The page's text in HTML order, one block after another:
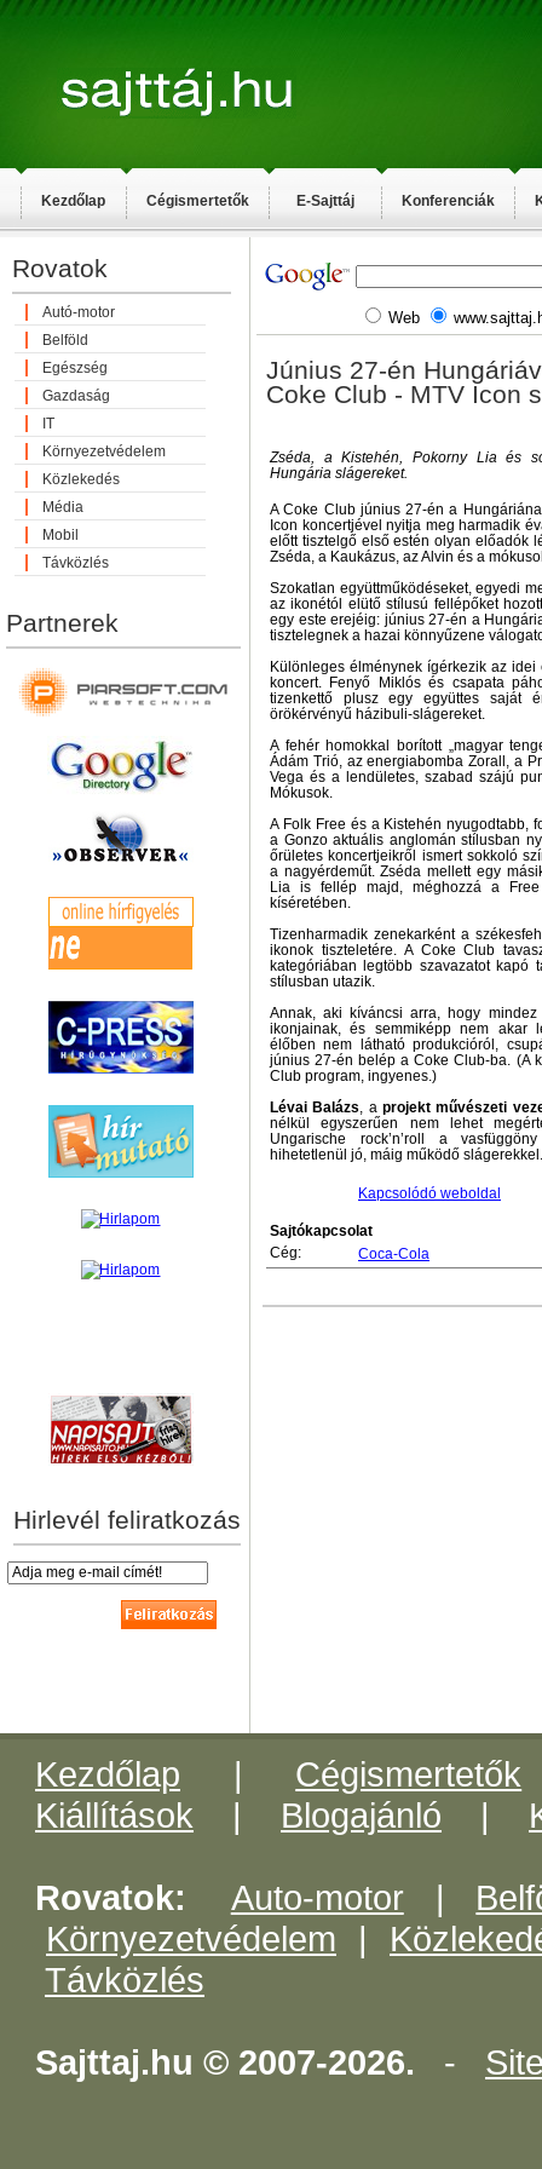
Kezdőlap Cégismertetők E-Sajttáj Konferenciák
Rovatok
Autó-motor
Belföld
Egészség
Gazdaság
IT
Környezetvédelem
Közlekedés
Média
Mobil
Távközlés
Partnerek
Hirlevél feliratkozás
Web
Június 27-én
Coke Club - MTV Icon
Zséda, a Kistehén, Pokorny Lia és
Hungária slágereket.
A Coke Club június 27-én a
Icon koncertjével nyitja meg harmadik
előtt tisztelgő első estén olyan előadók
Zséda, a Kaukázus, az Alvin és a
Szokatlan együttműködéseket, egyedi
az ikonétól elütő stílusú fellépőket
egy este erejéig: június 27-én a
tisztelegnek a hazai könnyűzene
Különleges élménynek ígérkezik az
koncert. Fenyő Miklós és csapata
tizenkettő plusz egy együttes saját
örökérvényű házibuli-slágereket.
A fehér homokkal borított „magyar
Ádám Trió, az energiabomba Zorall, a
Vega és a lendületes, szabad szájú
Mókusok.
A Folk Free és a Kistehén nyugodtabb,
a Gonzo aktuális anglomán stílusban
őrületes koncertjeikről ismert sokkoló
a nagyérdeműt. Zséda mellett egy
Lia is fellép majd, méghozzá a Free
kíséretében.
Tizenharmadik zenekarként a
ikonok tiszteletére. A Coke Club
kategóriában legtöbb szavazatot kapó
stílusban utazik.
Annak, aki kíváncsi arra, hogy
ikonjainak, és semmiképp nem akar
élőben nem látható produkcióról,
június 27-én belép a Coke Club-ba. (A
Club program, ingyenes.)
Lévai Balázs, aprojekt művészeti
nélkül egyszerűen nem lehet
Ungarische rock’n’roll a
hihetetlenül jó, máig működő
Kapcsolódó weboldal
Sajtókapcsolat
Cég:
Coca-Cola
Kezdőlap | Cégismertetők
Kiállítások | Blogajánló |
Rovatok: Auto-motor|
Környezetvédelem |
Távközlés
Sajttaj.hu © 2007-2026. -